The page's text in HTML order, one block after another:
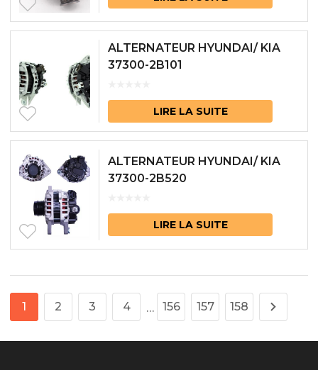
ALTERNATEUR HYUNDAI/ KIA
37300-2B101
LIRE LA SUITE
ALTERNATEUR HYUNDAI/ KIA
37300-2B520
LIRE LA SUITE
1 2 3 4 … 156 157 158